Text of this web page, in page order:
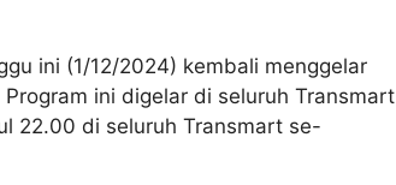
ini (1/12/2024) kembali menggelar
ini digelar di seluruh Transmart
22.00 di seluruh Transmart se-